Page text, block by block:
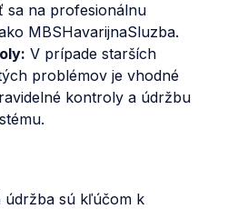
sa na profesionálnu
MBSHavarijnaSluzba.
V prípade starších
problémov je vhodné
kontroly a údržbu
údržba sú kľúčom k